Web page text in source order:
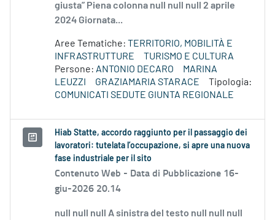
giusta” Piena colonna null null null 2 aprile
2024 Giornata...
Aree Tematiche: TERRITORIO, MOBILITÀ E
INFRASTRUTTURE
TURISMO E CULTURA
Persone: ANTONIO DECARO
MARINA
LEUZZI
GRAZIAMARIA STARACE
Tipologia:
COMUNICATI SEDUTE GIUNTA REGIONALE
Hiab Statte, accordo raggiunto per il passaggio dei
lavoratori: tutelata l’occupazione, si apre una nuova
fase industriale per il sito
Contenuto Web - Data di Pubblicazione 16-
giu-2026 20.14
null null null A sinistra del testo null null null